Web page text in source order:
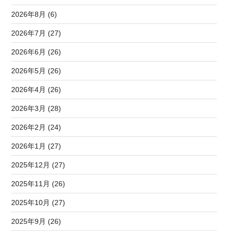
2026年8月 (6)
2026年7月 (27)
2026年6月 (26)
2026年5月 (26)
2026年4月 (26)
2026年3月 (28)
2026年2月 (24)
2026年1月 (27)
2025年12月 (27)
2025年11月 (26)
2025年10月 (27)
2025年9月 (26)